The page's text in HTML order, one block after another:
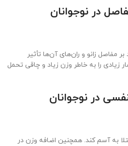
در نوجوانان
مفاصل زانو و ران‌های آن‌ها تأثیر
زیادی را به خاطر وزن زیاد و چاقی تحمل
در نوجوانان
به آسم کند. همچنین اضافه وزن در